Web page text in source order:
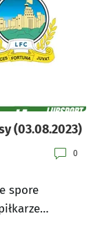
(03.08.2023)
0
spore